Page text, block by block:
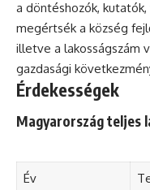
a döntéshozók,
megértsék a község
illetve a lakosságszám
gazdasági
Érdekességek
Magyarország teljes
Év